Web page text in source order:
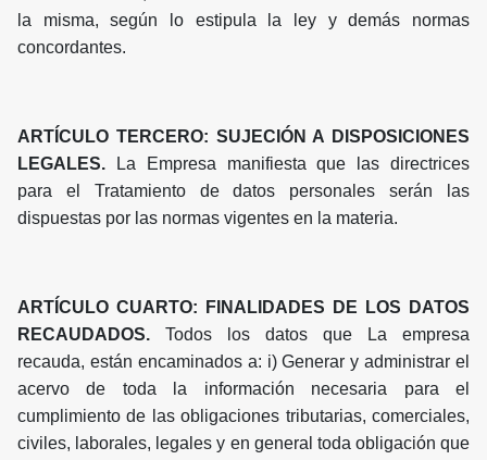
la misma, según lo estipula la ley y demás normas
concordantes.
ARTÍCULO TERCERO: SUJECIÓN A DISPOSICIONES
LEGALES.
La Empresa manifiesta que las directrices
para el Tratamiento de datos personales serán las
dispuestas por las normas vigentes en la materia.
ARTÍCULO CUARTO: FINALIDADES DE LOS DATOS
RECAUDADOS. Todos los datos que La empresa
recauda, están encaminados a: i) Generar y administrar el
acervo de toda la información necesaria para el
cumplimiento de las obligaciones tributarias, comerciales,
civiles, laborales, legales y en general toda obligación que